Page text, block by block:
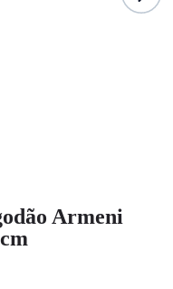
Armeni